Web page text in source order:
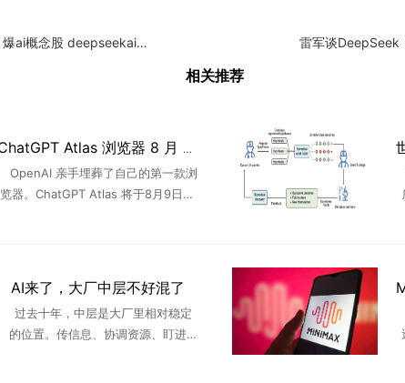
deepseek引爆ai概念股 deepseekai概念股有
相关推荐
ChatGPT Atlas 浏览器 8 月 9 日停止服务，用户需10天内导出书签
OpenAI 亲手埋葬了自己的第一款浏
览器。ChatGPT Atlas 将于8月9日正
AI来了，大厂中层不好混了
过去十年，中层是大厂里相对稳定
的位置。传信息、协调资源、盯进